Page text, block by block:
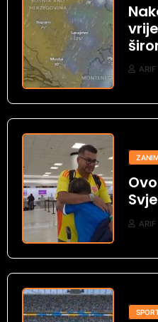
ARIF
ARIF